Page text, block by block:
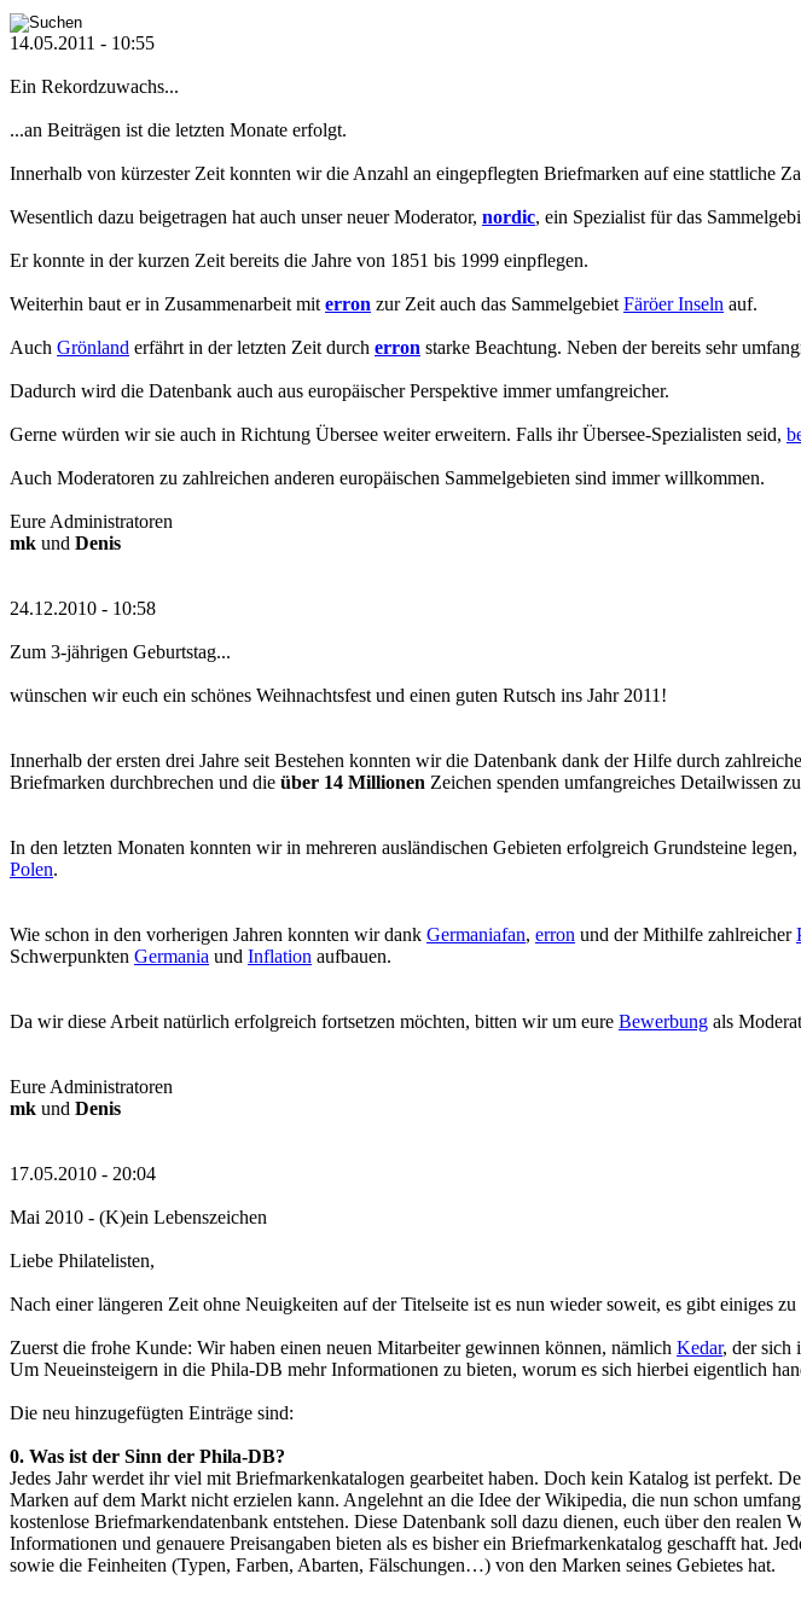
14.05.2011 - 10:55
Ein Rekordzuwachs...
...an Beiträgen ist die letzten Monate erfolgt.
Innerhalb von kürzester Zeit konnten wir die Anzahl an eingepflegten Briefmarken auf eine stattliche
Wesentlich dazu beigetragen hat auch unser neuer Moderator, nordic, ein Spezialist für das
Er konnte in der kurzen Zeit bereits die Jahre von 1851 bis 1999 einpflegen.
Weiterhin baut er in Zusammenarbeit mit erron zur Zeit auch das Sammelgebiet Färöer Inseln auf.
Auch Grönland erfährt in der letzten Zeit durch erron starke Beachtung. Neben der bereits sehr
Dadurch wird die Datenbank auch aus europäischer Perspektive immer umfangreicher.
Gerne würden wir sie auch in Richtung Übersee weiter erweitern. Falls ihr Übersee-Spezialisten seid,
Auch Moderatoren zu zahlreichen anderen europäischen Sammelgebieten sind immer willkommen.
Eure Administratoren
mk und Denis
24.12.2010 - 10:58
Zum 3-jährigen Geburtstag...
wünschen wir euch ein schönes Weihnachtsfest und einen guten Rutsch ins Jahr 2011!
Innerhalb der ersten drei Jahre seit Bestehen konnten wir die Datenbank dank der Hilfe durch
Briefmarken durchbrechen und die über 14 Millionen Zeichen spenden umfangreiches Detailwissen
In den letzten Monaten konnten wir in mehreren ausländischen Gebieten erfolgreich Grundsteine
Polen.
Wie schon in den vorherigen Jahren konnten wir dank Germaniafan, erron und der Mithilfe zahlreicher
Schwerpunkten Germania und Inflation aufbauen.
Da wir diese Arbeit natürlich erfolgreich fortsetzen möchten, bitten wir um eure Bewerbung als
Eure Administratoren
mk und Denis
17.05.2010 - 20:04
Mai 2010 - (K)ein Lebenszeichen
Liebe Philatelisten,
Nach einer längeren Zeit ohne Neuigkeiten auf der Titelseite ist es nun wieder soweit, es gibt einiges zu
Zuerst die frohe Kunde: Wir haben einen neuen Mitarbeiter gewinnen können, nämlich Kedar, der sich
Um Neueinsteigern in die Phila-DB mehr Informationen zu bieten, worum es sich hierbei eigentlich
Die neu hinzugefügten Einträge sind:
0. Was ist der Sinn der Phila-DB?
Jedes Jahr werdet ihr viel mit Briefmarkenkatalogen gearbeitet haben. Doch kein Katalog ist perfekt.
Marken auf dem Markt nicht erzielen kann. Angelehnt an die Idee der Wikipedia, die nun schon
kostenlose Briefmarkendatenbank entstehen. Diese Datenbank soll dazu dienen, euch über den
Informationen und genauere Preisangaben bieten als es bisher ein Briefmarkenkatalog geschafft hat.
sowie die Feinheiten (Typen, Farben, Abarten, Fälschungen…) von den Marken seines Gebietes hat.